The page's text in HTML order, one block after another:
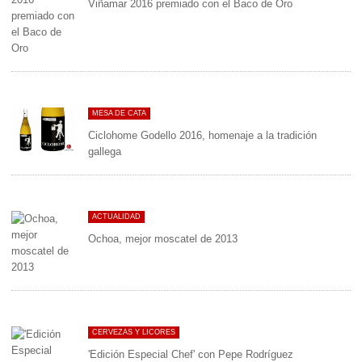
Viñamar 2016 premiado con el Baco de Oro
MESA DE CATA
Ciclohome Godello 2016, homenaje a la tradición
gallega
ACTUALIDAD
Ochoa, mejor moscatel de 2013
CERVEZAS Y LICORES
'Edición Especial Chef' con Pepe Rodríguez